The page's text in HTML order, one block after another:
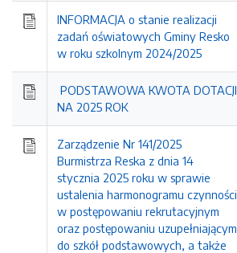
INFORMACJA o stanie realizacji
zadań oświatowych Gminy Resko
w roku szkolnym 2024/2025
PODSTAWOWA KWOTA DOTACJI
NA 2025 ROK
Zarządzenie Nr 141/2025
Burmistrza Reska z dnia 14
stycznia 2025 roku w sprawie
ustalenia harmonogramu czynności
w postępowaniu rekrutacyjnym
oraz postępowaniu uzupełniającym
do szkół podstawowych, a także